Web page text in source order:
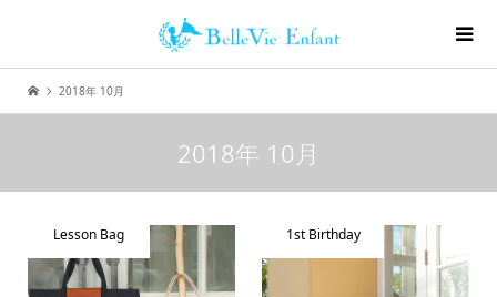
2018年 10月
2018年 10月
Lesson Bag 1st Birthday